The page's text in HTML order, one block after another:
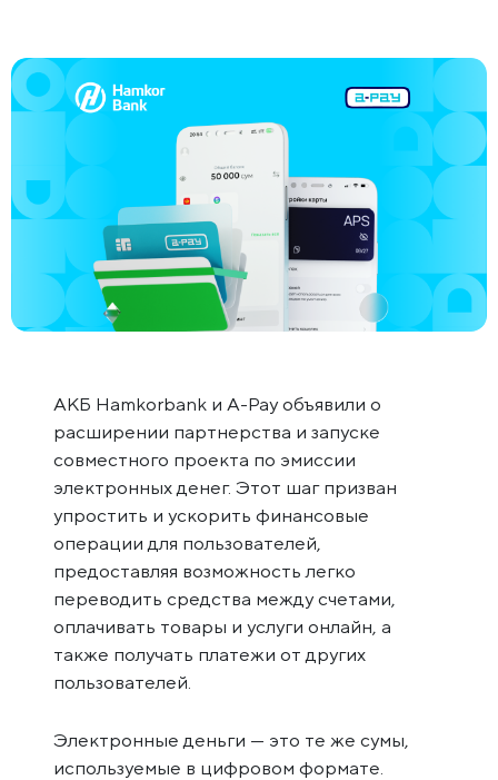
АКБ Hamkorbank и A-Pay объявили о
расширении партнерства и запуске
совместного проекта по эмиссии
электронных денег. Этот шаг призван
упростить и ускорить финансовые
операции для пользователей,
предоставляя возможность легко
переводить средства между счетами,
оплачивать товары и услуги онлайн, а
также получать платежи от других
пользователей.
Электронные деньги — это те же сумы,
используемые в цифровом формате.